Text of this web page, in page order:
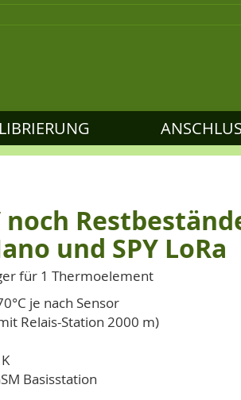
/ noch
und SPY LoRa
für 1 Thermoelement
je nach Sensor
Relais-Station 2000 m)
Basisstation